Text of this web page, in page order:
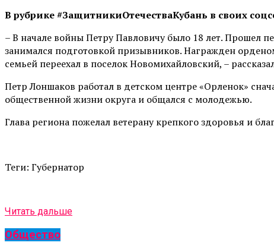
В рубрике #ЗащитникиОтечестваКубань в своих
– В начале войны Петру Павловичу было 18 лет. Прошел
занимался подготовкой призывников. Награжден
семьей переехал в поселок Новомихайловский, –
Петр Лоншаков работал в детском центре «Орленок»
общественной жизни округа и общался с молодежью.
Глава региона пожелал ветерану крепкого здоровья и
Теги: Губернатор
Читать дальше
Общество